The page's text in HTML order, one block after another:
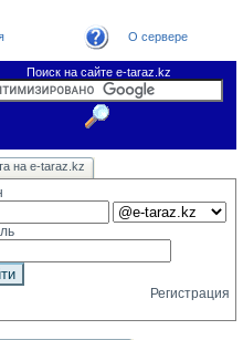
О сервере
Поиск на сайте e-taraz.kz
Погода в Таразе
справочник
e-taraz
на e-taraz.kz
Регистрация